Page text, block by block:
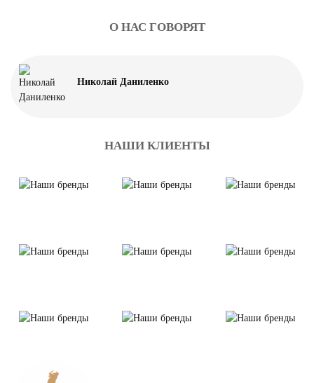
О НАС ГОВОРЯТ
Николай Даниленко
НАШИ КЛИЕНТЫ